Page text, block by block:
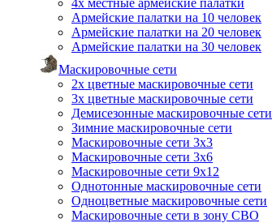
4х местные армейские палатки
Армейские палатки на 10 человек
Армейские палатки на 20 человек
Армейские палатки на 30 человек
Маскировочные сети
2х цветные маскировочные сети
3х цветные маскировочные сети
Демисезонные маскировочные сети
Зимние маскировочные сети
Маскировочные сети 3х3
Маскировочные сети 3х6
Маскировочные сети 9х12
Однотонные маскировочные сети
Одноцветные маскировочные сети
Маскировочные сети в зону СВО